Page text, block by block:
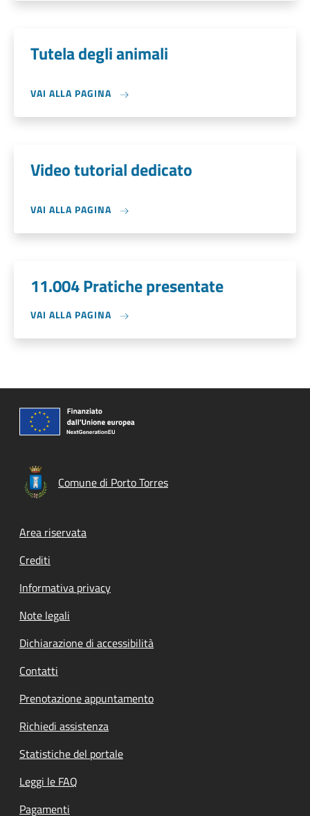
Tutela degli animali
VAI ALLA PAGINA
Video tutorial dedicato
VAI ALLA PAGINA
11.004 Pratiche presentate
VAI ALLA PAGINA
Comune di Porto Torres
Footer menu
Area riservata
Crediti
Informativa privacy
Note legali
Dichiarazione di accessibilità
Contatti
Prenotazione appuntamento
Richiedi assistenza
Statistiche del portale
Leggi le FAQ
Pagamenti